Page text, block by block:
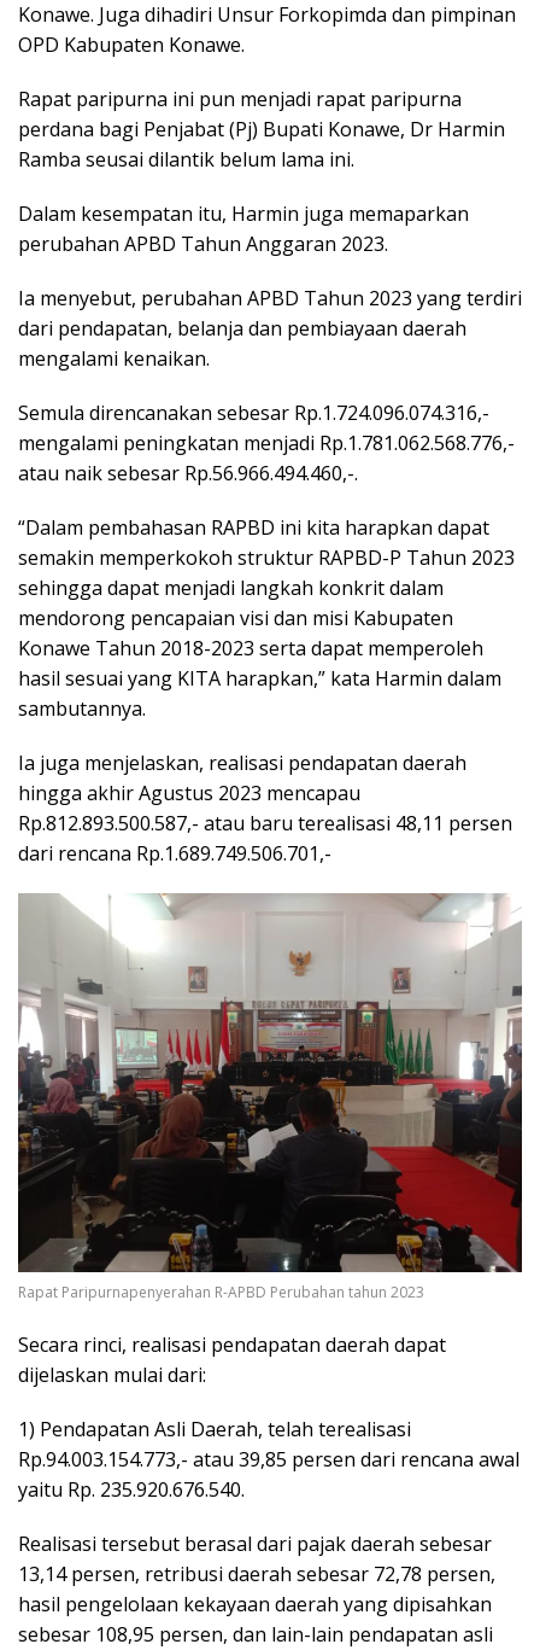
Konawe. Juga dihadiri Unsur Forkopimda dan pimpinan
OPD Kabupaten Konawe.
Rapat paripurna ini pun menjadi rapat paripurna
perdana bagi Penjabat (Pj) Bupati Konawe, Dr Harmin
Ramba seusai dilantik belum lama ini.
Dalam kesempatan itu, Harmin juga memaparkan
perubahan APBD Tahun Anggaran 2023.
Ia menyebut, perubahan APBD Tahun 2023 yang terdiri
dari pendapatan, belanja dan pembiayaan daerah
mengalami kenaikan.
Semula direncanakan sebesar Rp.1.724.096.074.316,-
mengalami peningkatan menjadi Rp.1.781.062.568.776,-
atau naik sebesar Rp.56.966.494.460,-.
“Dalam pembahasan RAPBD ini kita harapkan dapat
semakin memperkokoh struktur RAPBD-P Tahun 2023
sehingga dapat menjadi langkah konkrit dalam
mendorong pencapaian visi dan misi Kabupaten
Konawe Tahun 2018-2023 serta dapat memperoleh
hasil sesuai yang KITA harapkan,” kata Harmin dalam
sambutannya.
Ia juga menjelaskan, realisasi pendapatan daerah
hingga akhir Agustus 2023 mencapau
Rp.812.893.500.587,- atau baru terealisasi 48,11 persen
dari rencana Rp.1.689.749.506.701,-
Rapat Paripurnapenyerahan R-APBD Perubahan tahun 2023
Secara rinci, realisasi pendapatan daerah dapat
dijelaskan mulai dari:
1) Pendapatan Asli Daerah, telah terealisasi
Rp.94.003.154.773,- atau 39,85 persen dari rencana awal
yaitu Rp. 235.920.676.540.
Realisasi tersebut berasal dari pajak daerah sebesar
13,14 persen, retribusi daerah sebesar 72,78 persen,
hasil pengelolaan kekayaan daerah yang dipisahkan
sebesar 108,95 persen, dan lain-lain pendapatan asli